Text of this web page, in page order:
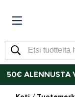
50€ ALENNUSTA